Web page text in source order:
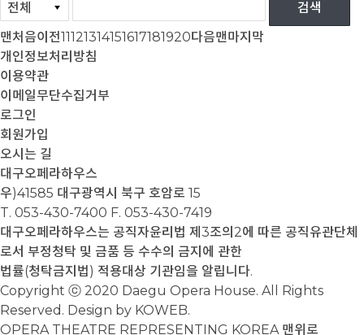
맨처음이전11121314151617181920다음맨마지막
개인정보처리방침
이용약관
이메일무단수집거부
로그인
회원가입
오시는 길
대구오페라하우스
우)41585 대구광역시 북구 호암로 15
T. 053-430-7400 F. 053-430-7419
대구오페라하우스는 공직자윤리법 제3조의2에 따른 공직유관단체
로서 부정청탁 및 금품 등 수수의 금지에 관한
법률(청탁금지법) 적용대상 기관임을 알립니다.
Copyright ⓒ 2020 Daegu Opera House. All Rights
Reserved. Design by KOWEB.
OPERA THEATRE REPRESENTING KOREA 맨위로